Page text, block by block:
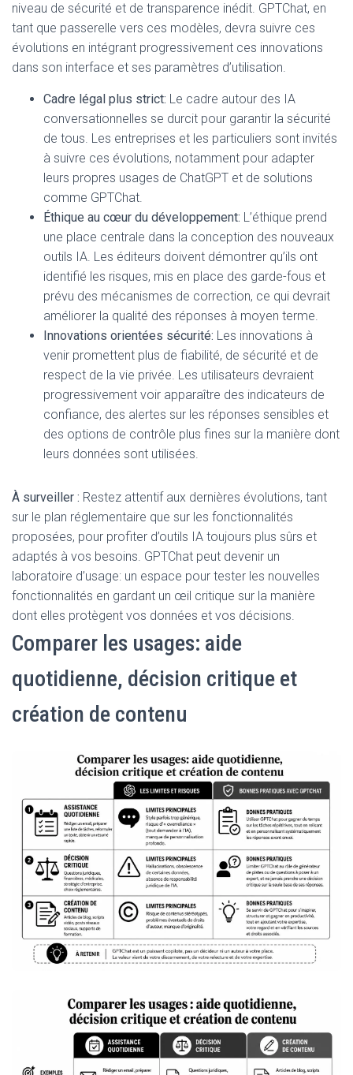
niveau de sécurité et de transparence inédit. GPTChat, en
tant que passerelle vers ces modèles, devra suivre ces
évolutions en intégrant progressivement ces innovations
dans son interface et ses paramètres d’utilisation.
Cadre légal plus strict: Le cadre autour des IA
conversationnelles se durcit pour garantir la sécurité
de tous. Les entreprises et les particuliers sont invités
à suivre ces évolutions, notamment pour adapter
leurs propres usages de ChatGPT et de solutions
comme GPTChat.
Éthique au cœur du développement: L’éthique prend
une place centrale dans la conception des nouveaux
outils IA. Les éditeurs doivent démontrer qu’ils ont
identifié les risques, mis en place des garde-fous et
prévu des mécanismes de correction, ce qui devrait
améliorer la qualité des réponses à moyen terme.
Innovations orientées sécurité: Les innovations à
venir promettent plus de fiabilité, de sécurité et de
respect de la vie privée. Les utilisateurs devraient
progressivement voir apparaître des indicateurs de
confiance, des alertes sur les réponses sensibles et
des options de contrôle plus fines sur la manière dont
leurs données sont utilisées.
À surveiller : Restez attentif aux dernières évolutions, tant
sur le plan réglementaire que sur les fonctionnalités
proposées, pour profiter d’outils IA toujours plus sûrs et
adaptés à vos besoins. GPTChat peut devenir un
laboratoire d’usage: un espace pour tester les nouvelles
fonctionnalités en gardant un œil critique sur la manière
dont elles protègent vos données et vos décisions.
Comparer les usages: aide
quotidienne, décision critique et
création de contenu